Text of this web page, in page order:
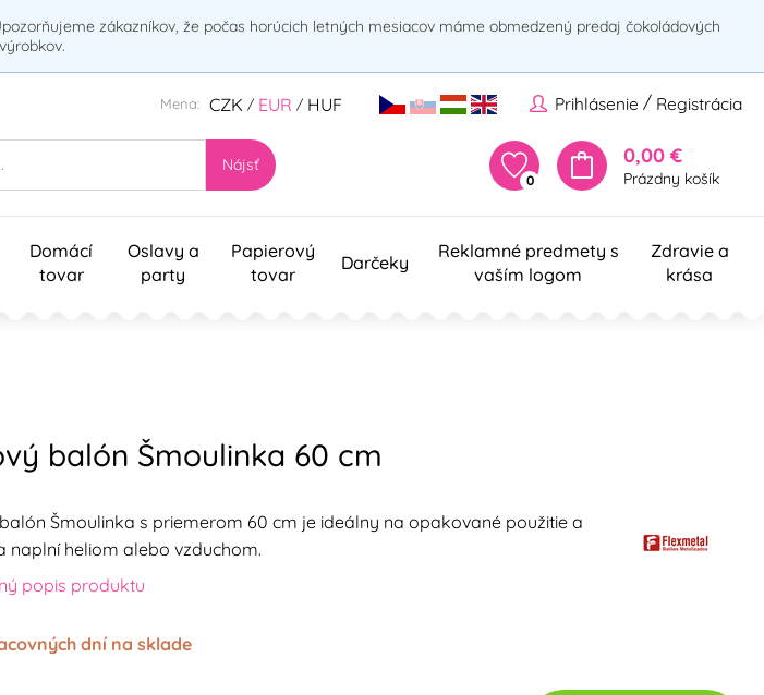
zákazníkov, že počas horúcich letných mesiacov máme obmedzený predaj čokoládových
výrobkov.
Prihlásenie / Registrácia
Mena: CZK / EUR / HUF
Nájsť
0
0,00 €
Prázdny košík
Domácí
tovar
Oslavy a
party
Papierový
tovar
Darčeky
Reklamné predmety s
vaším logom
Zdravie a
krása
balón Šmoulinka 60 cm
Šmoulinka s priemerom 60 cm je ideálny na opakované použitie a
naplní heliom alebo vzduchom.
popis produktu
dní na sklade